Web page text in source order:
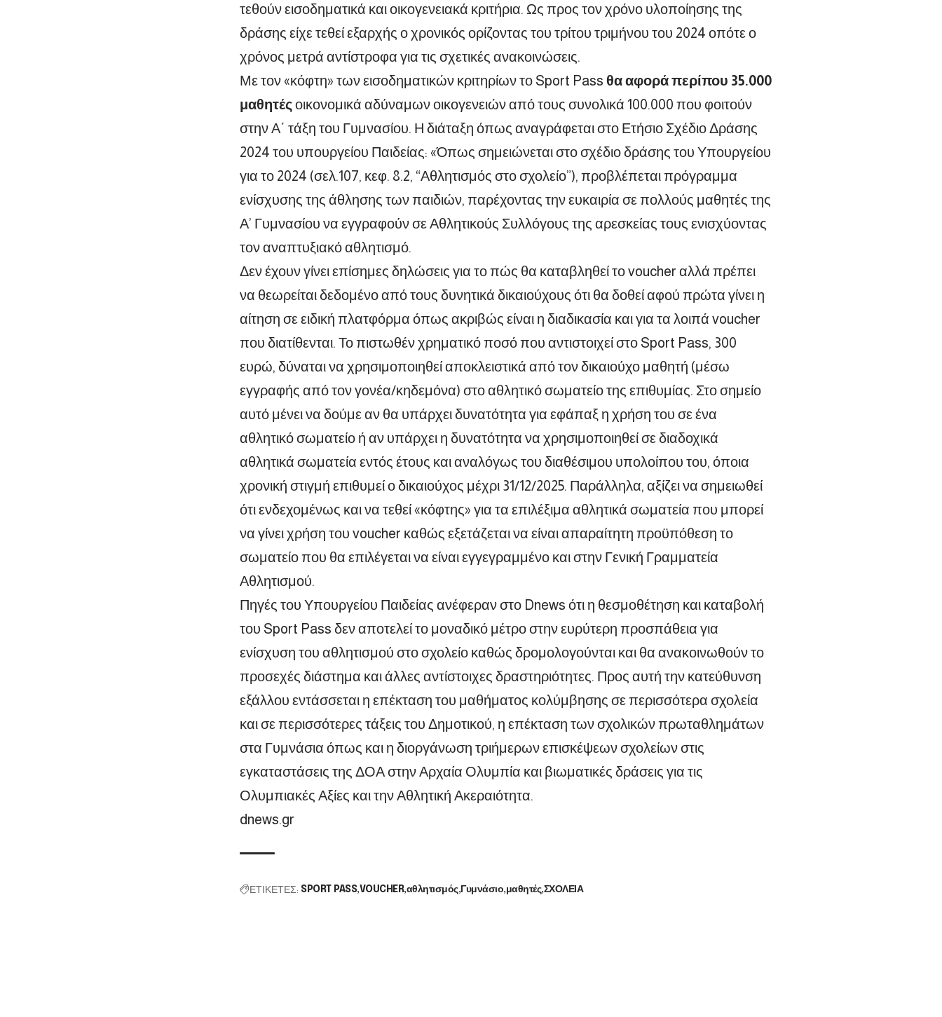
τεθούν εισοδηματικά και οικογενειακά κριτήρια. Ως προς τον χρόνο υλοποίησης της
δράσης είχε τεθεί εξαρχής ο χρονικός ορίζοντας του τρίτου τριμήνου του 2024 οπότε ο
χρόνος μετρά αντίστροφα για τις σχετικές ανακοινώσεις.
Με τον «κόφτη» των εισοδηματικών κριτηρίων το Sport Pass θα αφορά περίπου 35.000
μαθητέςοικονομικά αδύναμων οικογενειών από τους συνολικά 100.000 που φοιτούν
στην Α΄ τάξη του Γυμνασίου. Η διάταξη όπως αναγράφεται στο Ετήσιο Σχέδιο Δράσης
2024 του υπουργείου Παιδείας: «Όπως σημειώνεται στο σχέδιο δράσης του Υπουργείου
για το 2024 (σελ.107, κεφ. 8.2, “Αθλητισμός στο σχολείο”), προβλέπεται πρόγραμμα
ενίσχυσης της άθλησης των παιδιών, παρέχοντας την ευκαιρία σε πολλούς μαθητές της
Α’ Γυμνασίου να εγγραφούν σε Αθλητικούς Συλλόγους της αρεσκείας τους ενισχύοντας
τον αναπτυξιακό αθλητισμό.
Δεν έχουν γίνει επίσημες δηλώσεις για το πώς θα καταβληθεί το voucher αλλά πρέπει
να θεωρείται δεδομένο από τους δυνητικά δικαιούχους ότι θα δοθεί αφού πρώτα γίνει η
αίτηση σε ειδική πλατφόρμα όπως ακριβώς είναι η διαδικασία και για τα λοιπά voucher
που διατίθενται. Το πιστωθέν χρηματικό ποσό που αντιστοιχεί στο Sport Pass, 300
ευρώ, δύναται να χρησιμοποιηθεί αποκλειστικά από τον δικαιούχο μαθητή (μέσω
εγγραφής από τον γονέα/κηδεμόνα) στο αθλητικό σωματείο της επιθυμίας. Στο σημείο
αυτό μένει να δούμε αν θα υπάρχει δυνατότητα για εφάπαξ η χρήση του σε ένα
αθλητικό σωματείο ή αν υπάρχει η δυνατότητα να χρησιμοποιηθεί σε διαδοχικά
αθλητικά σωματεία εντός έτους και αναλόγως του διαθέσιμου υπολοίπου του, όποια
χρονική στιγμή επιθυμεί ο δικαιούχος μέχρι 31/12/2025. Παράλληλα, αξίζει να σημειωθεί
ότι ενδεχομένως και να τεθεί «κόφτης» για τα επιλέξιμα αθλητικά σωματεία που μπορεί
να γίνει χρήση του voucher καθώς εξετάζεται να είναι απαραίτητη προϋπόθεση το
σωματείο που θα επιλέγεται να είναι εγγεγραμμένο και στην Γενική Γραμματεία
Αθλητισμού.
Πηγές του Υπουργείου Παιδείας ανέφεραν στο Dnews ότι η θεσμοθέτηση και καταβολή
του Sport Pass δεν αποτελεί το μοναδικό μέτρο στην ευρύτερη προσπάθεια για
ενίσχυση του αθλητισμού στο σχολείο καθώς δρομολογούνται και θα ανακοινωθούν το
προσεχές διάστημα και άλλες αντίστοιχες δραστηριότητες. Προς αυτή την κατεύθυνση
εξάλλου εντάσσεται η επέκταση του μαθήματος κολύμβησης σε περισσότερα σχολεία
και σε περισσότερες τάξεις του Δημοτικού, η επέκταση των σχολικών πρωταθλημάτων
στα Γυμνάσια όπως και η διοργάνωση τριήμερων επισκέψεων σχολείων στις
εγκαταστάσεις της ΔΟΑ στην Αρχαία Ολυμπία και βιωματικές δράσεις για τις
Ολυμπιακές Αξίες και την Αθλητική Ακεραιότητα.
dnews.gr
ΕΤΙΚΕΤΕΣ: SPORT PASS VOUCHER αθλητισμός Γυμνάσιο μαθητές ΣΧΟΛΕΙΑ